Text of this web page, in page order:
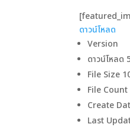
ดาวน์โหลด
Version
ดาวน์โหลด
File Size
File Count
Create
Last